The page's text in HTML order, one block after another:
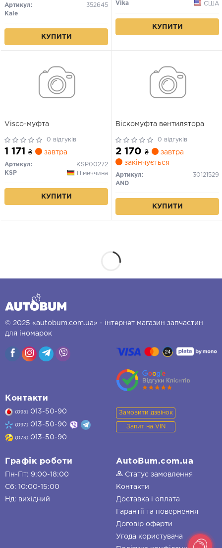
Артикул:
352645
Kale
КУПИТИ
Vika
США
КУПИТИ
Visco-муфта
0 відгуків
1 171 ₴ завтра
Артикул:
KSP00272
KSP
Німеччина
КУПИТИ
Віскомуфта вентилятора
0 відгуків
2 170 ₴
завтра
закінчується
Артикул:
30121529
AND
КУПИТИ
© 2025 «autobum.com.ua» - інтернет магазин запчастин
для іномарок
Контакти
(095) 013-50-90
(097) 013-50-90
(073) 013-50-90
Замовити дзвінок
Запит на VIN
Графік роботи
Пн-Пт: 9:00-18:00
Сб: 10:00-15:00
Нд: вихідний
AutoBum.com.ua
Статус замовлення
Контакти
Доставка і оплата
Гарантії та повернення
Договір оферти
Угода користувача